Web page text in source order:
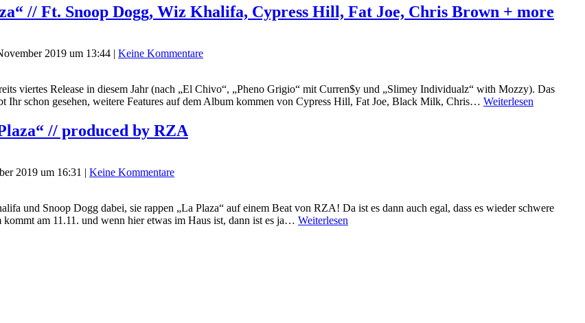
// Ft. Snoop Dogg, Wiz Khalifa, Cypress Hill, Fat Joe, Chris Brown + more
2019 um 13:44 | Keine Kommentare
viertes Release in diesem Jahr (nach „El Chivo“, „Pheno Grigio“ mit Curren$y und „Slimey Individualz“ with Mozzy). Das
schon gesehen, weitere Features auf dem Album kommen von Cypress Hill, Fat Joe, Black Milk, Chris… Weiterlesen
// produced by RZA
2019 um 16:31 | Keine Kommentare
und Snoop Dogg dabei, sie rappen „La Plaza“ auf einem Beat von RZA! Da ist es dann auch egal, dass es wieder schwere
am 11.11. und wenn hier etwas im Haus ist, dann ist es ja… Weiterlesen